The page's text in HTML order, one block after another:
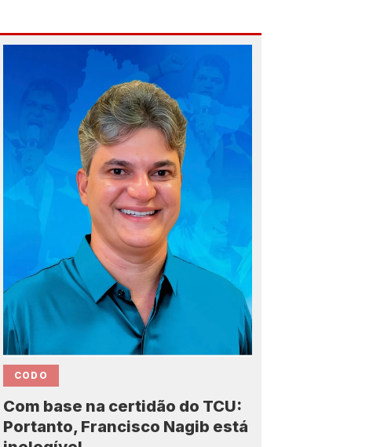
CODO
Com base na certidão do TCU:
Portanto, Francisco Nagib está